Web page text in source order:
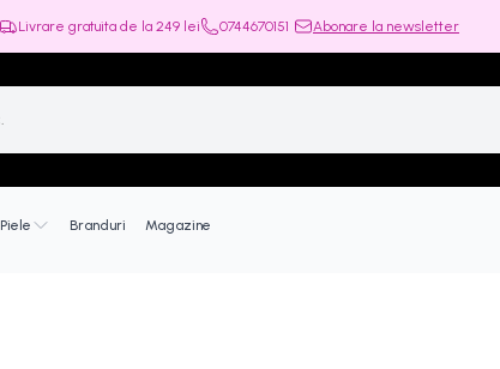
Livrare gratuita de la 249 lei 0744670151 Abonare la newsletter
Piele Branduri Magazine